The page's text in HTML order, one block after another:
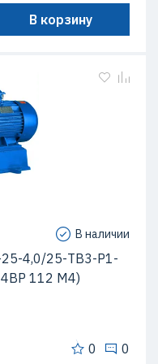
В корзину
В наличии
4,0/25-ТВ3-Р1-
112 М4)
0 0